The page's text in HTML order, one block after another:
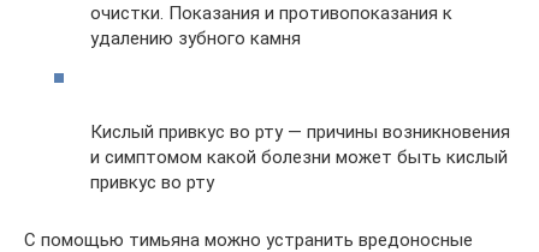
очистки. Показания и противопоказания к
удалению зубного камня
Кислый привкус во рту — причины возникновения
и симптомом какой болезни может быть кислый
привкус во рту
С помощью тимьяна можно устранить вредоносные